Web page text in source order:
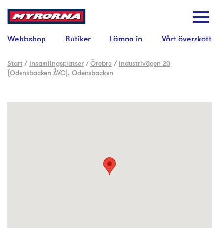
Webbshop Butiker Lämna in Vårt överskott
Start / Insamlingsplatser /Örebro / Industrivägen 20
(Odensbacken ÅVC), Odensbacken